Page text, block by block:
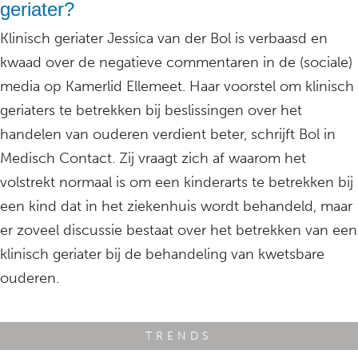
geriater?
Klinisch geriater Jessica van der Bol is verbaasd en
kwaad over de negatieve commentaren in de (sociale)
media op Kamerlid Ellemeet. Haar voorstel om klinisch
geriaters te betrekken bij beslissingen over het
handelen van ouderen verdient beter, schrijft Bol in
Medisch Contact. Zij vraagt zich af waarom het
volstrekt normaal is om een kinderarts te betrekken bij
een kind dat in het ziekenhuis wordt behandeld, maar
er zoveel discussie bestaat over het betrekken van een
klinisch geriater bij de behandeling van kwetsbare
ouderen.
TRENDS